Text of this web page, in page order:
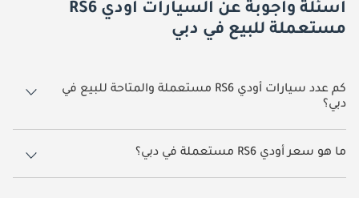
أسئلة وأجوبة عن السيارات أودي RS6
مستعملة للبيع في دبي
كم عدد سيارات أودي RS6 مستعملة والمتاحة للبيع في
دبي؟
8 سيارة أودي RS6 مستعملة متوفرة للبيع في دبي.
ما هو سعر أودي RS6 مستعملة في دبي؟
يبدأ سعر سيارة أودي RS6 مستعملة في دبي 157,000.